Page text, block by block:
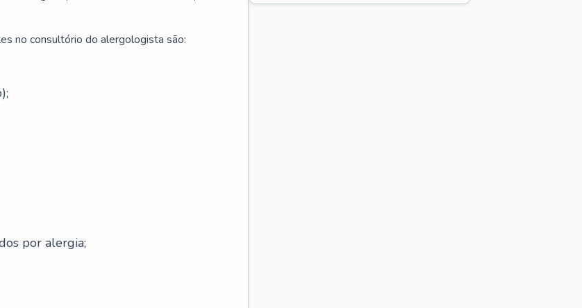
no consultório do alergologista são:
por alergia;